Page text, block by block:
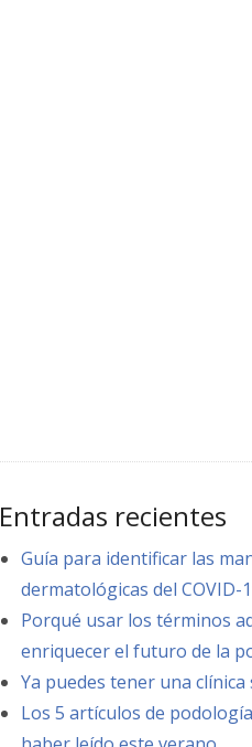
Entradas recientes
Guía para identificar las
dermatológicas del COVID-
Porqué usar los términos
enriquecer el futuro de la
Ya puedes tener una clínica
Los 5 artículos de